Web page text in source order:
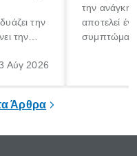
την
την
Αύγ 2026
την ανάγκη
αποτελεί
Άρθρα